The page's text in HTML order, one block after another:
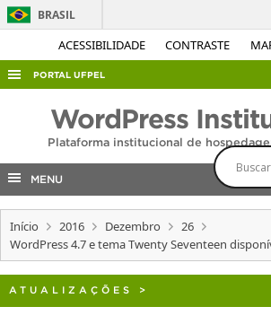
ACESSIBILIDADE CONTRASTE
BRASIL
Acesso
PORTAL UFPEL
AUDITORIA
COBALTO
CONCURSOS
EDITAIS
OUVIDORIA
WordPress
Plataforma institucional de
MENU
Início 2016 Dezembro
26
WordPress 4.7 e tema Twenty Seventeen
ATUALIZAÇÕES >